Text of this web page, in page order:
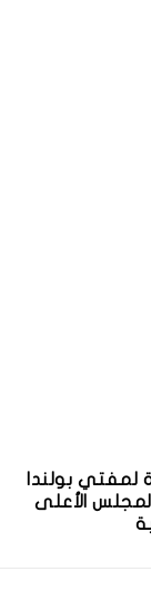
بولندا
الأعلى